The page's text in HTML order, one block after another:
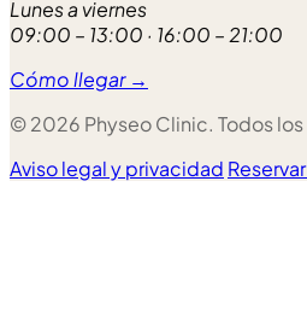
Lunes a viernes
09:00 – 13:00 · 16:00 – 21:00
Cómo llegar →
© 2026 Physeo Clinic. Todos
Aviso legal y privacidad